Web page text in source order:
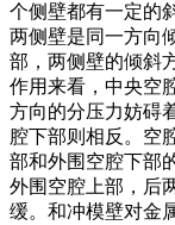
个侧壁都有一定的
两侧壁是同一方向
部，两侧壁的倾斜
作用来看，中央空
方向的分压力妨碍
腔下部则相反。空
部和外围空腔下部
外围空腔上部，后
缓。和冲模壁对金